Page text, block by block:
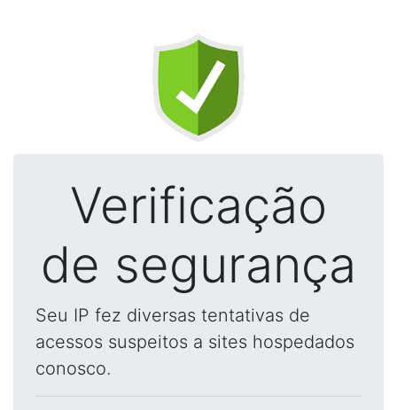
Verificação
de segurança
Seu IP fez diversas tentativas de
acessos suspeitos a sites hospedados
conosco.